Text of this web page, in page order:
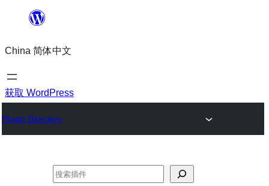
内
容
China 简体中文
获取 WordPress
Plugin Directory
搜